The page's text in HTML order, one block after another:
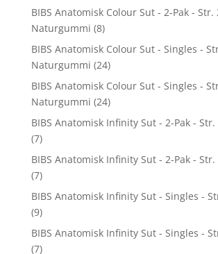
BIBS Anatomisk Colour Sut - 2-Pak - Str.
Naturgummi (8)
BIBS Anatomisk Colour Sut - Singles -
Naturgummi (24)
BIBS Anatomisk Colour Sut - Singles -
Naturgummi (24)
BIBS Anatomisk Infinity Sut - 2-Pak -
(7)
BIBS Anatomisk Infinity Sut - 2-Pak -
(7)
BIBS Anatomisk Infinity Sut - Singles -
(9)
BIBS Anatomisk Infinity Sut - Singles -
(7)